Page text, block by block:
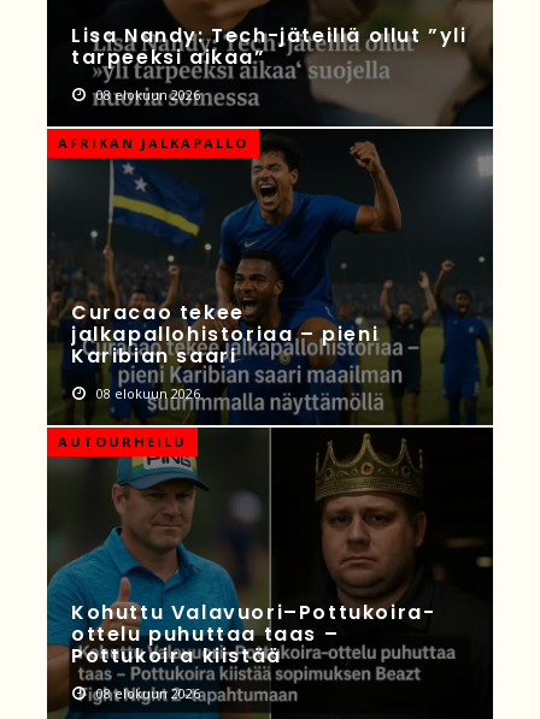
Lisa Nandy: Tech-jäteillä ollut ”yli
tarpeeksi aikaa”
08 elokuun 2026
AFRIKAN JALKAPALLO
Curacao tekee
jalkapallohistoriaa – pieni
Karibian saari
08 elokuun 2026
AUTOURHEILU
Kohuttu Valavuori–Pottukoira-
ottelu puhuttaa taas –
Pottukoira kiistää
08 elokuun 2026